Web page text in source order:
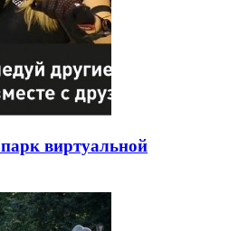
виртуальной